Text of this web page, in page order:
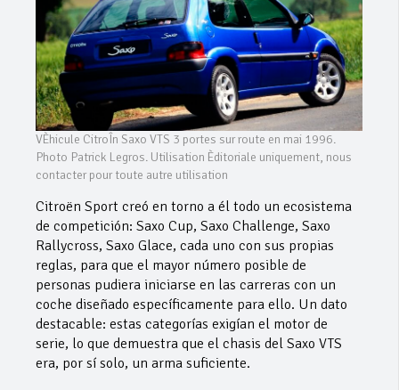
VÈhicule CitroÎn Saxo VTS 3 portes sur route en mai 1996.
Photo Patrick Legros. Utilisation Èditoriale uniquement, nous
contacter pour toute autre utilisation
Citroën Sport creó en torno a él todo un ecosistema
de competición: Saxo Cup, Saxo Challenge, Saxo
Rallycross, Saxo Glace, cada uno con sus propias
reglas, para que el mayor número posible de
personas pudiera iniciarse en las carreras con un
coche diseñado específicamente para ello. Un dato
destacable: estas categorías exigían el motor de
serie, lo que demuestra que el chasis del Saxo VTS
era, por sí solo, un arma suficiente.